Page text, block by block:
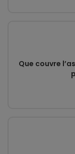
Que couvre